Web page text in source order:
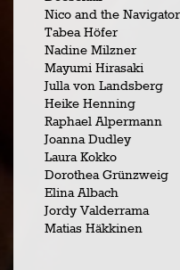
Nico and the
Tabea Höfer
Nadine Milzner
Mayumi Hirasaki
Julla von Landsberg
Heike Henning
Raphael Alpermann
Joanna Dudley
Laura Kokko
Dorothea Grünzweig
Elina Albach
Jordy Valderrama
Matias Häkkinen